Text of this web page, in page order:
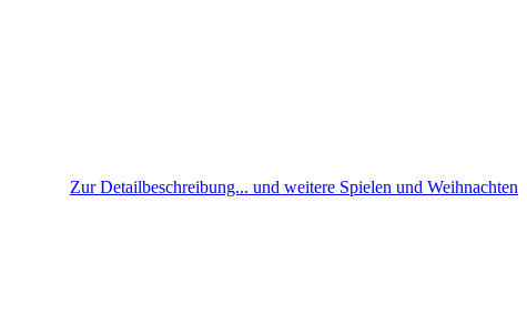
Zur Detailbeschreibung... und weitere Spielen und Weihnachten